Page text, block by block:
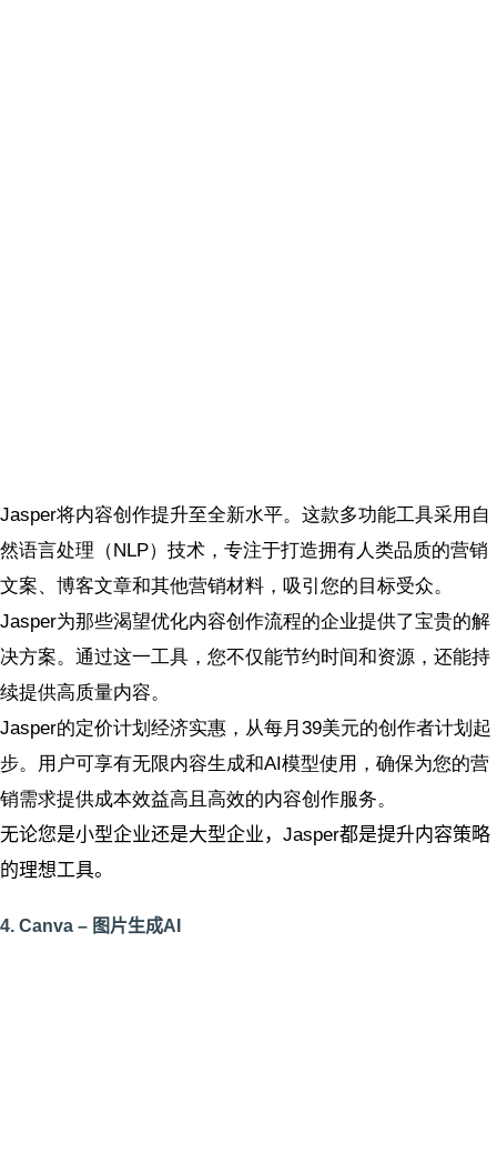
Jasper将内容创作提升至全新水平。这款多功能工具采用自
然语言处理（NLP）技术，专注于打造拥有人类品质的营销
文案、博客文章和其他营销材料，吸引您的目标受众。
Jasper为那些渴望优化内容创作流程的企业提供了宝贵的解
决方案。通过这一工具，您不仅能节约时间和资源，还能持
续提供高质量内容。
Jasper的定价计划经济实惠，从每月39美元的创作者计划起
步。用户可享有无限内容生成和AI模型使用，确保为您的营
销需求提供成本效益高且高效的内容创作服务。
无论您是小型企业还是大型企业，Jasper都是提升内容策略
的理想工具。
4. Canva – 图片生成AI